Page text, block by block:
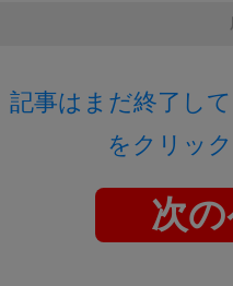
記事はまだ終了し
をクリッ
次